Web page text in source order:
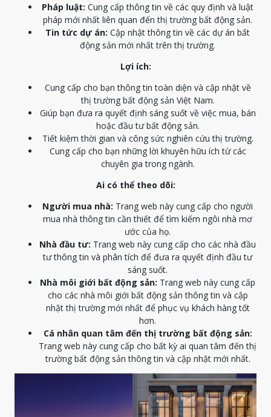
Pháp luật: Cung cấp thông tin về các quy định và luật
pháp mới nhất liên quan đến thị trường bất động sản.
Tin tức dự án: Cập nhật thông tin về các dự án bất
động sản mới nhất trên thị trường.
Lợi ích:
Cung cấp cho bạn thông tin toàn diện và cập nhật về
thị trường bất động sản Việt Nam.
Giúp bạn đưa ra quyết định sáng suốt về việc mua, bán
hoặc đầu tư bất động sản.
Tiết kiệm thời gian và công sức nghiên cứu thị trường.
Cung cấp cho bạn những lời khuyên hữu ích từ các
chuyên gia trong ngành.
Ai có thể theo dõi:
Người mua nhà: Trang web này cung cấp cho người
mua nhà thông tin cần thiết để tìm kiếm ngôi nhà mơ
ước của họ.
Nhà đầu tư: Trang web này cung cấp cho các nhà đầu
tư thông tin và phân tích để đưa ra quyết định đầu tư
sáng suốt.
Nhà môi giới bất động sản: Trang web này cung cấp
cho các nhà môi giới bất động sản thông tin và cập
nhật thị trường mới nhất để phục vụ khách hàng tốt
hơn.
Cá nhân quan tâm đến thị trường bất động sản:
Trang web này cung cấp cho bất kỳ ai quan tâm đến thị
trường bất động sản thông tin và cập nhật mới nhất.